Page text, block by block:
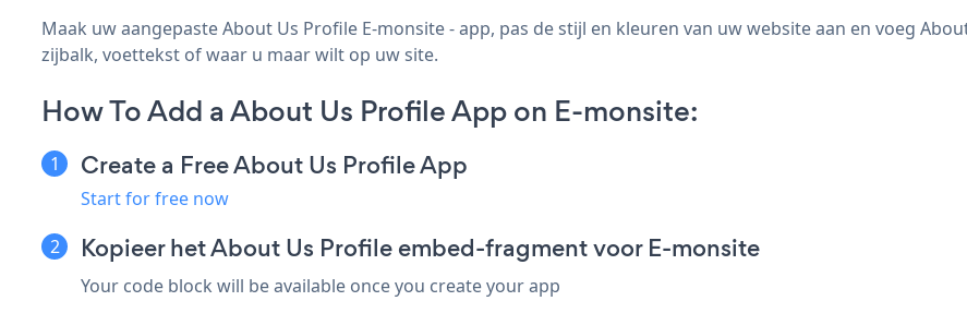
Maak uw aangepaste About Us Profile E-monsite - app, pas de stijl en kleuren van uw website aan en voeg
zijbalk, voettekst of waar u maar wilt op uw site.
How To Add a About Us Profile App on E-monsite:
Create a Free About Us Profile App
Start for free now
Kopieer het About Us Profile embed-fragment voor E-monsite
Your code block will be available once you create your app